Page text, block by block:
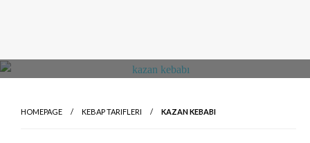
HOMEPAGE KEBAP TARIFLERI KAZAN KEBABI